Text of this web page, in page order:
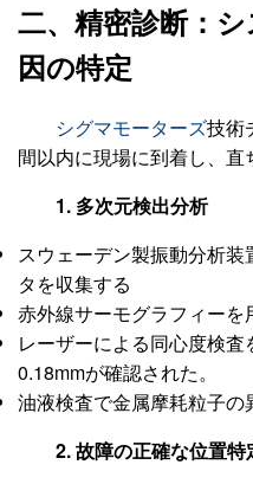
二、精密診断：
因の特定
シグマモーターズ技術
間以内に現場に到着し、直
1. 多次元検出分析
スウェーデン製振動分析
タを収集する
赤外線サーモグラフィー
レーザーによる同心度検
0.18mmが確認された。
油液検査で金属摩耗粒子の
2. 故障の正確な位置特